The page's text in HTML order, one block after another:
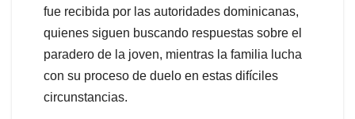
fue recibida por las autoridades dominicanas,
quienes siguen buscando respuestas sobre el
paradero de la joven, mientras la familia lucha
con su proceso de duelo en estas difíciles
circunstancias.